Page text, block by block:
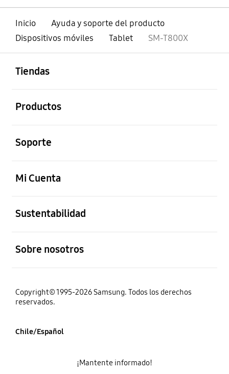
Inicio
Ayuda y soporte del producto
Dispositivos móviles
Tablet SM-T800X
Tiendas
Productos
Soporte
Mi Cuenta
Sustentabilidad
Sobre nosotros
Copyright© 1995-2026 Samsung. Todos los derechos
reservados.
Chile/Español
¡Mantente informado!